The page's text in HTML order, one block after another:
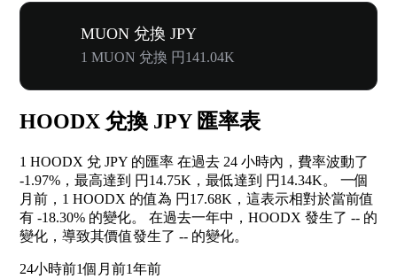
MUON 兌換 JPY
1 MUON 兌換 円141.04K
HOODX 兌換 JPY 匯率表
1 HOODX 兌 JPY 的匯率 在過去 24 小時內，費率波動了
-1.97% ，最高達到 円14.75K，最低達到 円14.34K。 一個
月前，1 HOODX 的值為 円17.68K，這表示相對於當前值
有 -18.30% 的變化。 在過去一年中，HOODX 發生了 -- 的
變化，導致其價值發生了 -- 的變化。
24小時前1個月前1年前